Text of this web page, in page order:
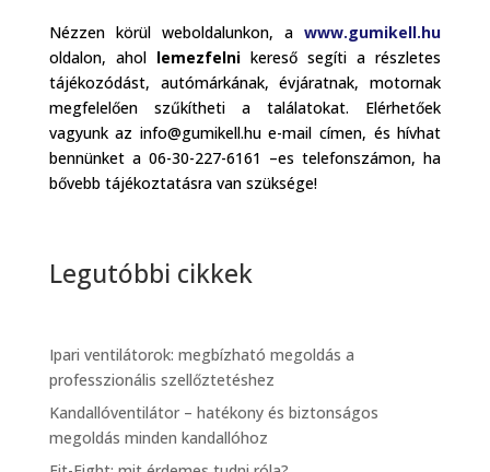
Nézzen körül weboldalunkon, awww.gumikell.hu
oldalon, ahol lemezfelnikereső segíti a részletes
tájékozódást, autómárkának, évjáratnak, motornak
megfelelően szűkítheti a találatokat. Elérhetőek
vagyunk az info@gumikell.hu e-mail címen, és hívhat
bennünket a 06-30-227-6161 –es telefonszámon, ha
bővebb tájékoztatásra van szüksége!
Legutóbbi cikkek
Ipari ventilátorok: megbízható megoldás a
professzionális szellőztetéshez
Kandallóventilátor – hatékony és biztonságos
megoldás minden kandallóhoz